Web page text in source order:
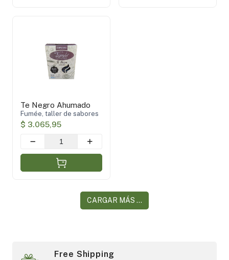
Te Negro Ahumado
Fumée, taller de sabores
$ 3.065,95
CARGAR MÁS ...
Free Shipping